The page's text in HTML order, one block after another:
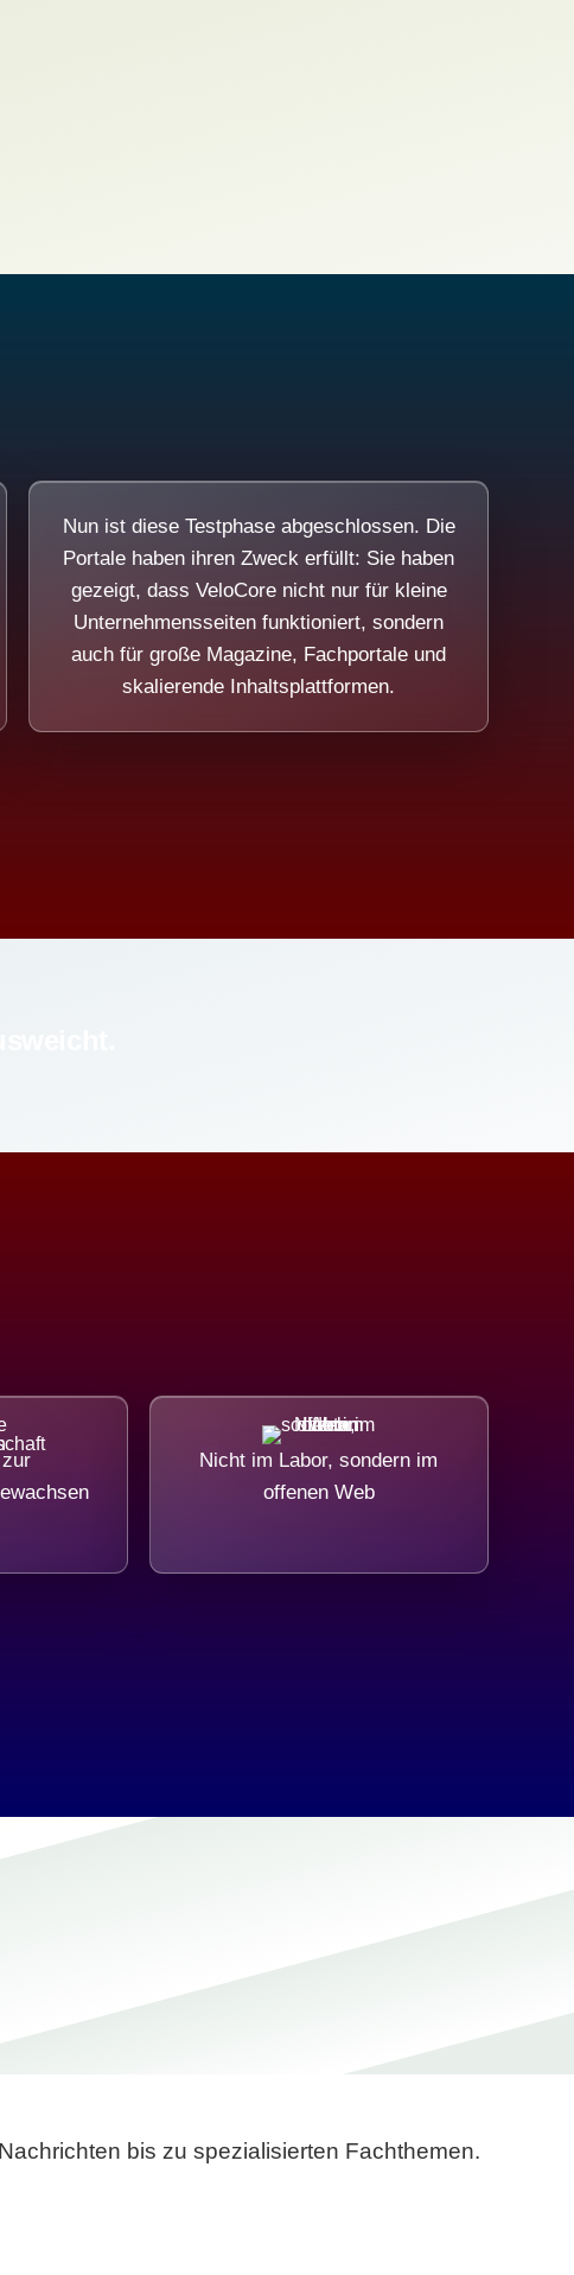
Nun ist diese Testphase abgeschlossen. Die
Portale haben ihren Zweck erfüllt: Sie haben
gezeigt, dass VeloCore nicht nur für kleine
Unternehmensseiten funktioniert, sondern
auch für große Magazine, Fachportale und
skalierende Inhaltsplattformen.
Nicht im Labor, sondern im
offenen Web
bis zu spezialisierten Fachthemen.